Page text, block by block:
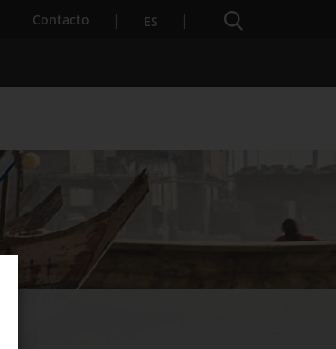
Contacto ES Buscador